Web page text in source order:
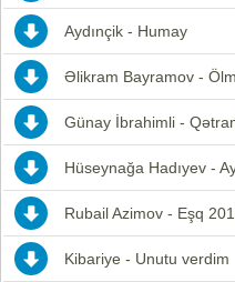
Aydınçik - Humay
Əlikram Bayramov -
Günay İbrahimli -
Hüseynağa Hadıyev -
Rubail Azimov - Eşq
Kibariye - Unutu verdim